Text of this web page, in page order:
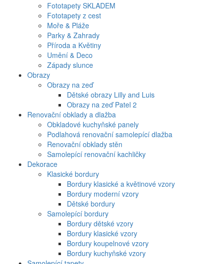
Fototapety SKLADEM
Fototapety z cest
Moře & Pláže
Parky & Zahrady
Příroda a Květiny
Umění & Deco
Západy slunce
Obrazy
Obrazy na zeď
Dětské obrazy Lilly and Luis
Obrazy na zeď Patel 2
Renovační obklady a dlažba
Obkladové kuchyňské panely
Podlahová renovační samolepící dlažba
Renovační obklady stěn
Samolepící renovační kachličky
Dekorace
Klasické bordury
Bordury klasické a květinové vzory
Bordury moderní vzory
Dětské bordury
Samolepící bordury
Bordury dětské vzory
Bordury klasické vzory
Bordury koupelnové vzory
Bordury kuchyňské vzory